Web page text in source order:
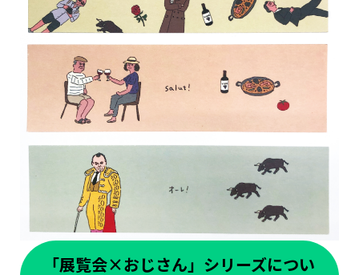
「展覧会×おじさん」シリーズについ